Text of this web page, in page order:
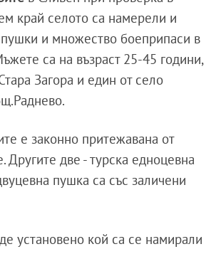
край селото са намерели и
и множество боеприпаси в
са на възраст 25-45 години,
Загора и един от село
е законно притежавана от
Другите две - турска едноцевна
пушка са със заличени
установено кой са се намирали